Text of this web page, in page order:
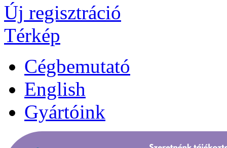
Új regisztráció
Térkép
Cégbemutató
English
Gyártóink